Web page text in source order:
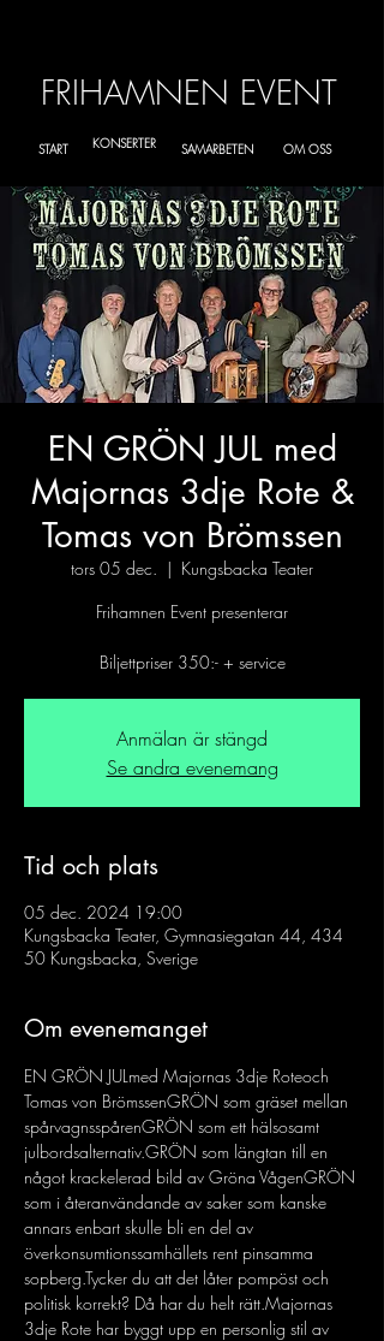
FRIHAMNEN EVENT
START OM OSS
SAMARBETEN
KONSERTER
EN GRÖN JUL med
Majornas 3dje Rote &
Tomas von Brömssen
tors 05 dec.
  |
Kungsbacka Teater
Frihamnen Event presenterar
Biljettpriser 350:- + service
Anmälan är stängd
Se andra evenemang
Tid och plats
05 dec. 2024 19:00
Kungsbacka Teater, Gymnasiegatan 44, 434
50 Kungsbacka, Sverige
Om evenemanget
EN GRÖN JULmed Majornas 3dje Roteoch
Tomas von BrömssenGRÖN som gräset mellan
spårvagnsspårenGRÖN som ett hälsosamt
julbordsalternativ.GRÖN som längtan till en
något krackelerad bild av Gröna VågenGRÖN
som i återanvändande av saker som kanske
annars enbart skulle bli en del av
överkonsumtionssamhällets rent pinsamma
sopberg.Tycker du att det låter pompöst och
politisk korrekt? Då har du helt rätt.Majornas
3dje Rote har byggt upp en personlig stil av